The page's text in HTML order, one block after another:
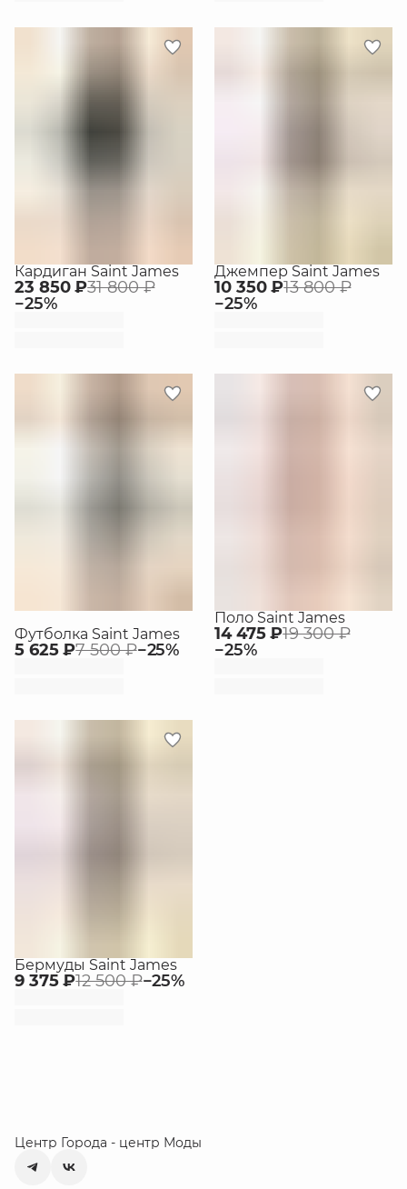
Кардиган Saint James
23 850 ₽31 800 ₽
−25%
Джемпер Saint James
10 350 ₽13 800 ₽
−25%
Футболка Saint James
5 625 ₽7 500 ₽−25%
Поло Saint James
14 475 ₽19 300 ₽
−25%
Бермуды Saint James
9 375 ₽12 500 ₽−25%
Центр Города - центр Моды